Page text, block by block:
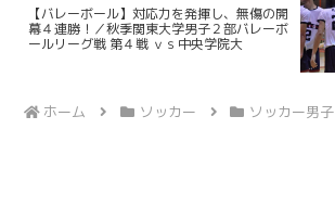
【バレーボール】対応力を発揮し、無傷の開
幕４連勝！／秋季関東大学男子２部バレーボ
ールリーグ戦 第４戦 ｖｓ中央学院大
ホーム ソッカー ソッカー男子